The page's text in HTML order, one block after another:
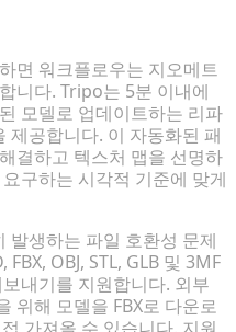
면 워크플로우는 지오메트
니다. Tripo는 5분 이내에
모델로 업데이트하는 리파
공합니다. 이 자동화된 패
결하고 텍스처 맵을 선명하
구하는 시각적 기준에 맞게
발생하는 파일 호환성 문제
OBJ, STL, GLB 및 3MF
내기를 지원합니다. 외부
위해 모델을 FBX로 다운로